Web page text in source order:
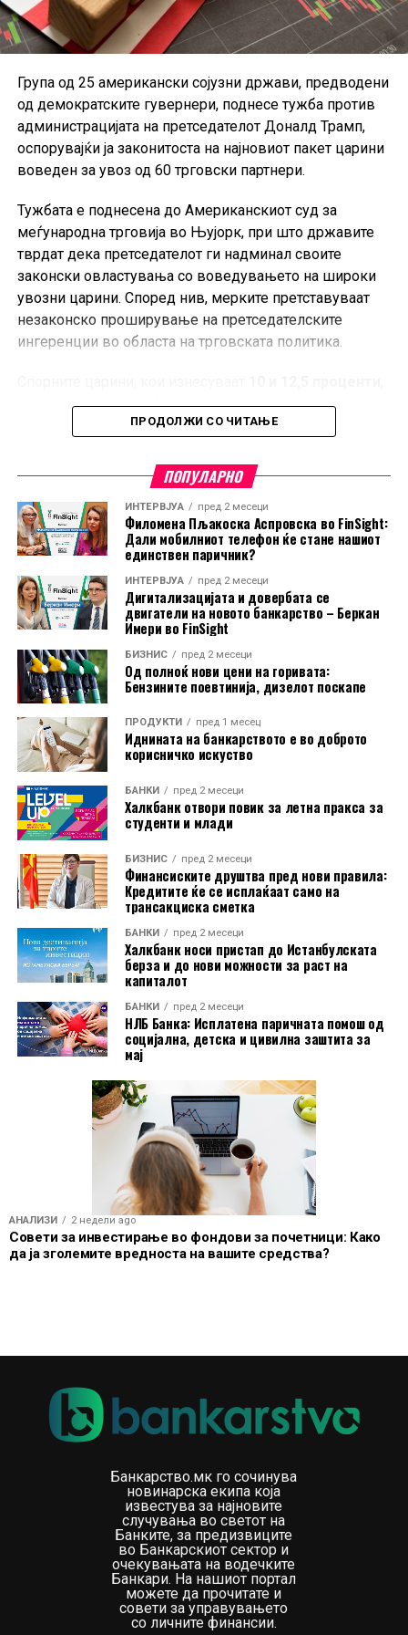
економскиот раст во еврозоната.
Група од 25 американски сојузни држави, предводени
од демократските гувернери, поднесе тужба против
администрацијата на претседателот Доналд Трамп,
оспорувајќи ја законитоста на најновиот пакет царини
воведен за увоз од 60 трговски партнери.
Тужбата е поднесена до Американскиот суд за
меѓународна трговија во Њујорк, при што државите
тврдат дека претседателот ги надминал своите
законски овластувања со воведувањето на широки
увозни царини. Според нив, мерките претставуваат
незаконско проширување на претседателските
ингеренции во областа на трговската политика.
стапија во сила на 24 јули и се однесуваат на увоз од
60 трговски партнери, меѓу кои е и Европската Унија.
тврдењето дека засегнатите земји не преземаат
доволно активности за спречување на увоз на
производи изработени со принудна работа.
Ова е најновото во низата правни оспорувања на
трговската политика на Трамп. Претходно, повеќе
американски компании успеаја да издејствуваат
судски одлуки против дел од неговите царински
мерки, но администрацијата продолжи со
воведување нови ограничувања.
Подносителите на тужбата наведуваат дека, иако
американскиот закон дозволува воведување царини
во одредени случаи, историски тие биле насочени кон
конкретни земји или индустрии. Според нив,
сегашниот широк пристап, кој опфаќа речиси
целокупниот американски увоз, нема преседан и ги
надминува законските рамки.
ПРОДОЛЖИ СО ЧИТАЊЕ
ПОПУЛАРНО
ИНТЕРВЈУА пред 2 месеци
Филомена Пљакоска Аспровска во FinSight:
Дали мобилниот телефон ќе стане нашиот
единствен паричник?
ИНТЕРВЈУА пред 2 месеци
Дигитализацијата и довербата се
двигатели на новото банкарство – Беркан
Имери во FinSight
БИЗНИС пред 2 месеци
Од полноќ нови цени на горивата:
Бензините поевтинија, дизелот поскапе
ПРОДУКТИ пред 1 месец
Иднината на банкарството е во доброто
корисничко искуство
БАНКИ пред 2 месеци
Халкбанк отвори повик за летна пракса за
студенти и млади
БИЗНИС пред 2 месеци
Финансиските друштва пред нови правила:
Кредитите ќе се исплаќаат само на
трансакциска сметка
БАНКИ пред 2 месеци
Халкбанк носи пристап до Истанбулската
берза и до нови можности за раст на
капиталот
БАНКИ пред 2 месеци
НЛБ Банка: Исплатена паричната помош од
социјална, детска и цивилна заштита за
мај
АНАЛИЗИ 2 недели ago
Совети за инвестирање во фондови за почетници: Како
да ја зголемите вредноста на вашите средства?
Банкарство.мк го сочинува
новинарска екипа која
известува за најновите
случувања во светот на
Банките, за предизвиците
во Банкарскиот сектор и
очекувањата на водечките
Банкари. На нашиот портал
можете да прочитате и
совети за управувањето
со личните финансии.